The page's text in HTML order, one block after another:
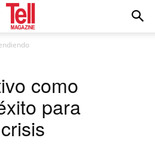
como
para